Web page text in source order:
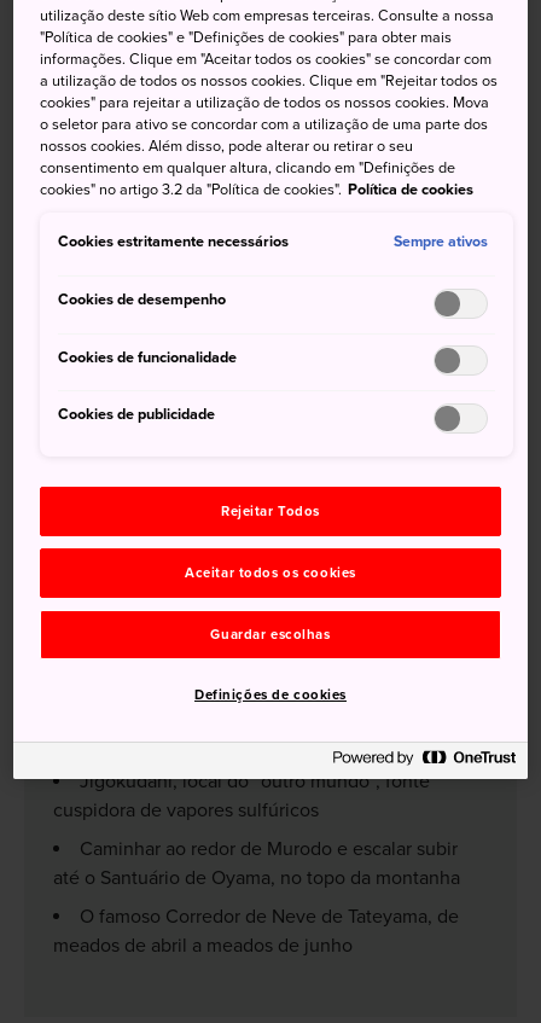
Tateyama Kurobe, aberta de meados de Abril ao fim de
Novembro. Uma variedade de caminhadas, casuais ou
formais, e deslumbrantes vistas de montanhas te
aguardam.
Não perca
Montanhas de Tateyama.
Jigokudani, local do “outro mundo”, fonte
cuspidora de vapores sulfúricos
Caminhar ao redor de Murodo e escalar subir
até o Santuário de Oyama, no topo da montanha
O famoso Corredor de Neve de Tateyama, de
meados de abril a meados de junho
utilização deste sítio Web com empresas terceiras. Consulte a nossa
"Política de cookies" e "Definições de cookies" para obter mais
informações. Clique em "Aceitar todos os cookies" se concordar com
a utilização de todos os nossos cookies. Clique em "Rejeitar todos os
cookies" para rejeitar a utilização de todos os nossos cookies. Mova
o seletor para ativo se concordar com a utilização de uma parte dos
nossos cookies. Além disso, pode alterar ou retirar o seu
consentimento em qualquer altura, clicando em "Definições de
cookies" no artigo 3.2 da "Política de cookies". Política de cookies
Cookies estritamente necessários Sempre ativos
Cookies de desempenho
Cookies de funcionalidade
Cookies de publicidade
Rejeitar Todos
Aceitar todos os cookies
Guardar escolhas
Definições de cookies